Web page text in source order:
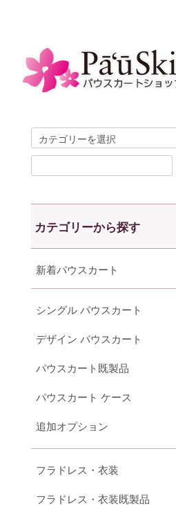
カテゴリーから探す
新着パウスカート
シングル パウスカート
デザイン パウスカート
パウスカート既製品
パウスカート ケース
追加オプション
フラドレス・衣装
フラドレス・衣装既製品